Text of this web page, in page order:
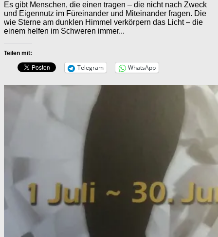
Es gibt Menschen, die einen tragen – die nicht nach Zweck
und Eigennutz im Füreinander und Miteinander fragen. Die
wie Sterne am dunklen Himmel verkörpern das Licht – die
einem helfen im Schweren immer...
Teilen mit:
Telegram WhatsApp